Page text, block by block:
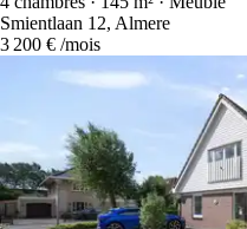
Smientlaan 12, Almere
3 200 € /mois